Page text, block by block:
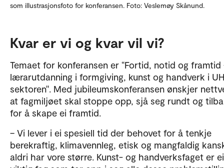
som illustrasjonsfoto for konferansen. Foto: Veslemøy Skånund.
Kvar er vi og kvar vil vi?
Temaet for konferansen er “Fortid, notid og framtid
lærarutdanning i formgiving, kunst og handverk i
sektoren". Med jubileumskonferansen ønskjer
at fagmiljøet skal stoppe opp, sjå seg rundt og
for å skape ei framtid.
– Vi lever i ei spesiell tid der behovet for å tenkje
berekraftig, klimavennleg, etisk og mangfaldig
aldri har vore større. Kunst- og handverksfaget er